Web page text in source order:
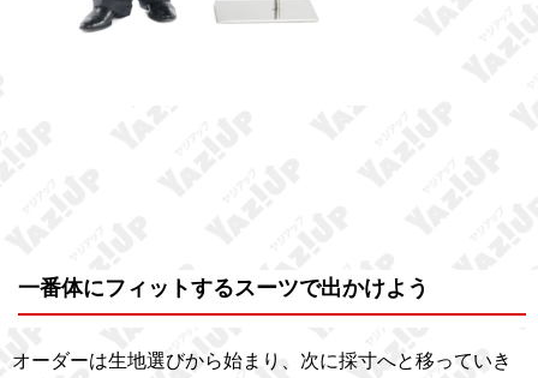
一番体にフィットするスーツで出かけよう
オーダーは生地選びから始まり、次に採寸へと移っていき